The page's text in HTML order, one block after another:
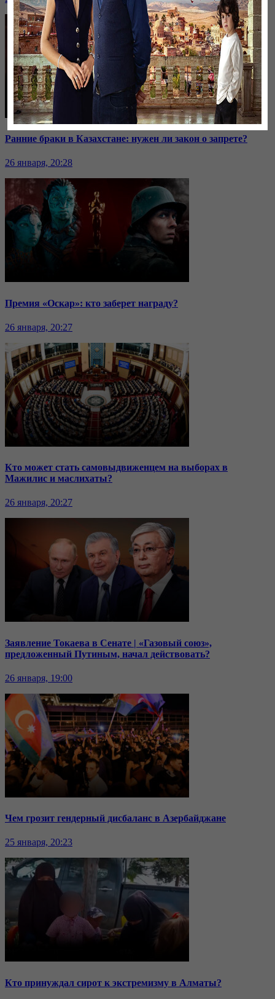
Ранние браки в Казахстане: нужен ли закон о запрете?
26 января, 20:28
Премия «Оскар»: кто заберет награду?
26 января, 20:27
Кто может стать самовыдвиженцем на выборах в
Мажилис и маслихаты?
26 января, 20:27
Заявление Токаева в Сенате | «Газовый союз»,
предложенный Путиным, начал действовать?
26 января, 19:00
Чем грозит гендерный дисбаланс в Азербайджане
25 января, 20:23
Кто принуждал сирот к экстремизму в Алматы?